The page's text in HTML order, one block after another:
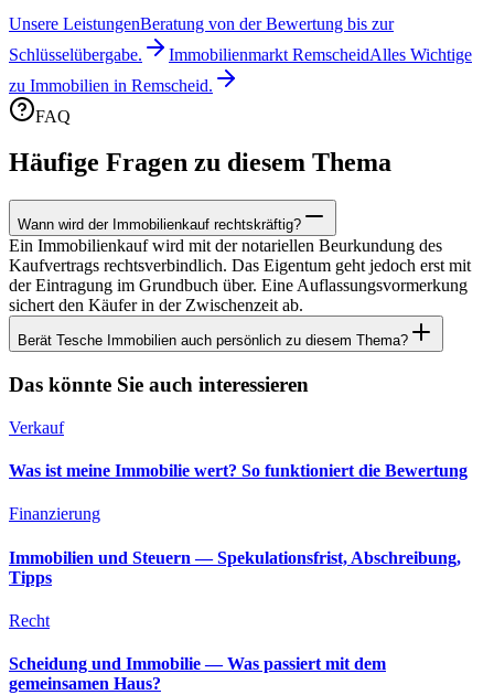
Unsere LeistungenBeratung von der Bewertung bis zur
Schlüsselübergabe.
Immobilienmarkt RemscheidAlles Wichtige
zu Immobilien in Remscheid.
FAQ
Häufige Fragen zu diesem Thema
Wann wird der Immobilienkauf rechtskräftig?
Ein Immobilienkauf wird mit der notariellen Beurkundung des
Kaufvertrags rechtsverbindlich. Das Eigentum geht jedoch erst mit
der Eintragung im Grundbuch über. Eine Auflassungsvormerkung
sichert den Käufer in der Zwischenzeit ab.
Berät Tesche Immobilien auch persönlich zu diesem Thema?
Das könnte Sie auch interessieren
Verkauf
Was ist meine Immobilie wert? So funktioniert die Bewertung
Finanzierung
Immobilien und Steuern — Spekulationsfrist, Abschreibung,
Tipps
Recht
Scheidung und Immobilie — Was passiert mit dem
gemeinsamen Haus?